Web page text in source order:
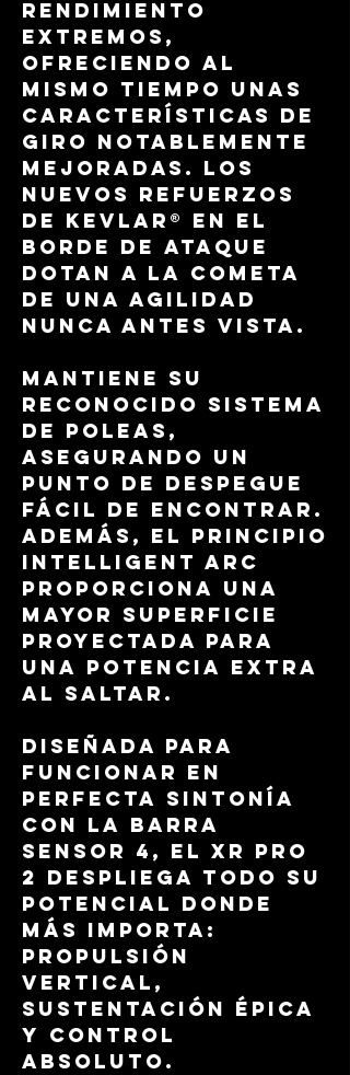
rendimiento
extremos,
ofreciendo al
mismo tiempo unas
características de
giro notablemente
mejoradas. Los
nuevos refuerzos
de Kevlar® en el
borde de ataque
dotan a la cometa
de una agilidad
nunca antes vista.
Mantiene su
reconocido sistema
de poleas,
asegurando un
punto de despegue
fácil de encontrar.
Además, el principio
Intelligent Arc
proporciona una
mayor superficie
proyectada para
una potencia extra
al saltar.
Diseñada para
funcionar en
perfecta sintonía
con la barra
Sensor 4, el XR Pro
2 despliega todo su
potencial donde
más importa:
propulsión
vertical,
sustentación épica
y control
absoluto.